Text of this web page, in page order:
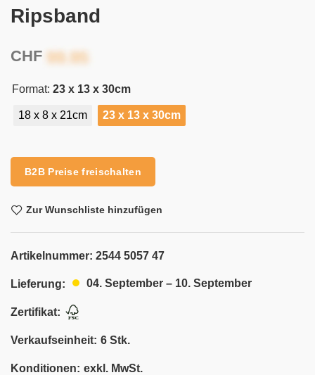
Ripsband
CHF
Format: 23 x 13 x 30cm
18 x 8 x 21cm 23 x 13 x 30cm
B2B Preise freischalten
Zur Wunschliste hinzufügen
Artikelnummer: 2544 5057 47
Lieferung: 04. September – 10. September
Zertifikat:
Verkaufseinheit: 6 Stk.
Konditionen: exkl. MwSt.